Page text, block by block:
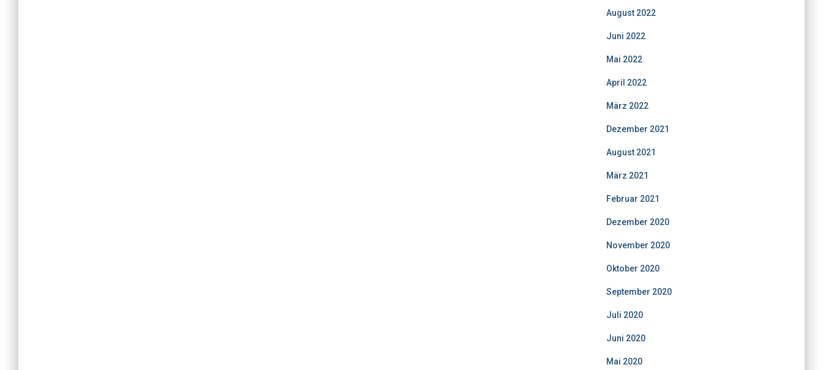
August 2022
Juni 2022
Mai 2022
April 2022
März 2022
Dezember 2021
August 2021
März 2021
Februar 2021
Dezember 2020
November 2020
Oktober 2020
September 2020
Juli 2020
Juni 2020
Mai 2020